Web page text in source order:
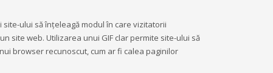
ului să înțeleagă modul în care vizitatorii
site web. Utilizarea unui GIF clar permite site-ului să
browser recunoscut, cum ar fi calea paginilor